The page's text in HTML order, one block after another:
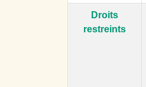
Droits
restreints